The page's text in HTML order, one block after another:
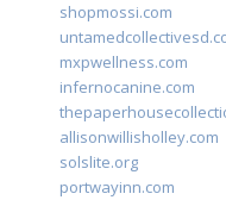
shopmossi.com
mxpwellness.com
infernocanine.com
allisonwillisholley.com
solslite.org
portwayinn.com